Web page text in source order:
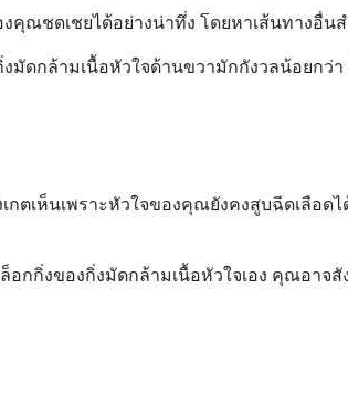
ณชดเชยได้อย่างน่าทึ่ง โดยหาเส้นทางอื่
ดกล้ามเนื้อหัวใจด้านขวามักกังวลน้อยก
เห็นเพราะหัวใจของคุณยังคงสูบฉีดเลือด
กกิ่งของกิ่งมัดกล้ามเนื้อหัวใจเอง คุณอาจสั